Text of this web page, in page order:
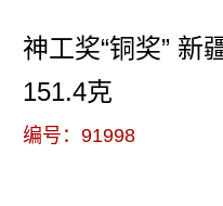
神工奖“铜奖” 新
151.4克
编号：91998